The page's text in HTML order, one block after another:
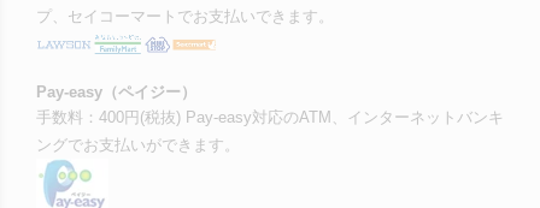
プ、セイコーマートでお支払いできます。
Pay-easy（ペイジー）
手数料：400円(税抜) Pay-easy対応のATM、インターネットバンキ
ングでお支払いができます。